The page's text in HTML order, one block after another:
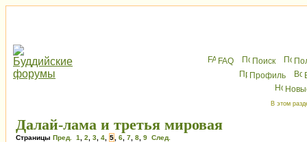
FAQ Поиск
Профиль
В этом
Далай-лама и третья мировая
Страницы Пред. 1 2 3 4 5 6 7 8 9 След.